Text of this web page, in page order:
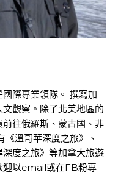
際專業領隊。 撰寫加
觀察。除了北美地區的
往俄羅斯、蒙古國、非
溫哥華深度之旅》、
深度之旅》等加拿大旅遊
迎以email或在FB粉專